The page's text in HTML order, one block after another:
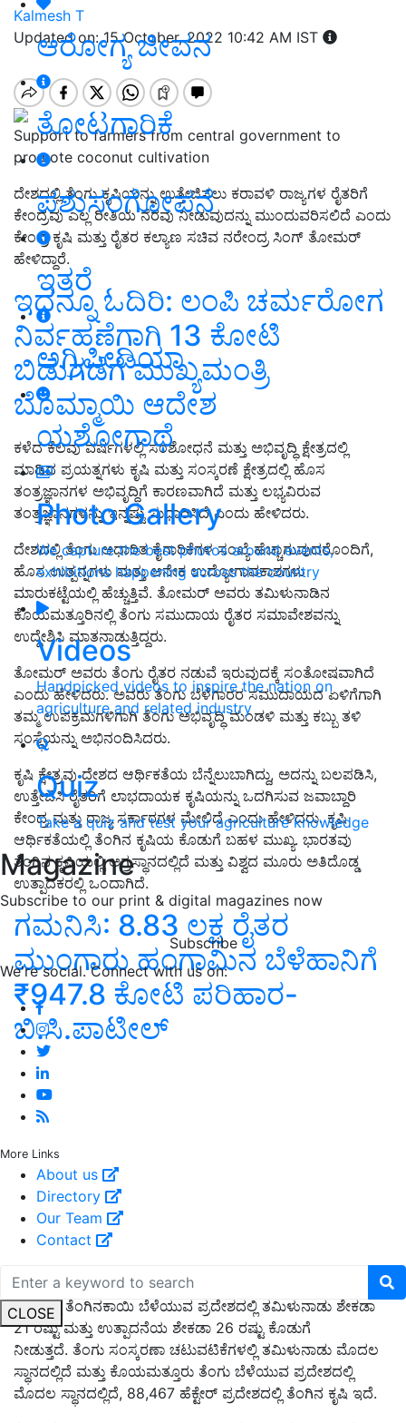
ಆರೋಗ್ಯ ಜೀವನ
ತೋಟಗಾರಿಕೆ
ಪಶುಸಂಗೋಪನೆ
ಇತರೆ
ಅಗ್ರಿಪೀಡಿಯಾ
ಯಶೋಗಾಥೆ
Photo Gallery
We capture the best photos around events,
exhibitions happening across the country
Videos
Handpicked videos to inspire the nation on
agriculture and related industry
Quiz
Take a quiz and test your agriculture knowledge
Magazine
Subscribe to our print & digital magazines now
Subscribe
We're social. Connect with us on:
More Links
About us
Directory
Our Team
Contact
CLOSE
Kalmesh T
Updated on: 15 October, 2022 10:42 AM IST
Support to farmers from central government to
promote coconut cultivation
ದೇಶದಲ್ಲಿ ತೆಂಗು ಕೃಷಿಯನ್ನು ಉತ್ತೇಜಿಸಲು ಕರಾವಳಿ ರಾಜ್ಯಗಳ ರೈತರಿಗೆ
ಕೇಂದ್ರವು ಎಲ್ಲ ರೀತಿಯ ನೆರವು ನೀಡುವುದನ್ನು ಮುಂದುವರಿಸಲಿದೆ ಎಂದು
ಕೇಂದ್ರ ಕೃಷಿ ಮತ್ತು ರೈತರ ಕಲ್ಯಾಣ ಸಚಿವ ನರೇಂದ್ರ ಸಿಂಗ್ ತೋಮರ್
ಹೇಳಿದ್ದಾರೆ.
ಇದನ್ನೂ ಓದಿರಿ: ಲಂಪಿ ಚರ್ಮರೋಗ
ನಿರ್ವಹಣೆಗಾಗಿ 13 ಕೋಟಿ
ಬಿಡುಗಡೆಗೆ ಮುಖ್ಯಮಂತ್ರಿ
ಬೊಮ್ಮಾಯಿ ಆದೇಶ
ಕಳೆದ ಕೆಲವು ವರ್ಷಗಳಲ್ಲಿ ಸಂಶೋಧನೆ ಮತ್ತು ಅಭಿವೃದ್ಧಿ ಕ್ಷೇತ್ರದಲ್ಲಿ
ಮಾಡಿದ ಪ್ರಯತ್ನಗಳು ಕೃಷಿ ಮತ್ತು ಸಂಸ್ಕರಣೆ ಕ್ಷೇತ್ರದಲ್ಲಿ ಹೊಸ
ತಂತ್ರಜ್ಞಾನಗಳ ಅಭಿವೃದ್ಧಿಗೆ ಕಾರಣವಾಗಿದೆ ಮತ್ತು ಲಭ್ಯವಿರುವ
ತಂತ್ರಜ್ಞಾನಗಳನ್ನು ಇನ್ನಷ್ಟು ಸುಧಾರಿಸಿದೆ ಎಂದು ಹೇಳಿದರು.
ದೇಶದಲ್ಲಿ ತೆಂಗು ಆಧಾರಿತ ಕೈಗಾರಿಕೆಗಳ ಸಂಖ್ಯೆ ಹೆಚ್ಚಾಗುವುದರೊಂದಿಗೆ,
ಹೊಸ ಉತ್ಪನ್ನಗಳು ಮತ್ತು ಅನೇಕ ಉದ್ಯೋಗಾವಕಾಶಗಳು
ಮಾರುಕಟ್ಟೆಯಲ್ಲಿ ಹೆಚ್ಚುತ್ತಿವೆ. ತೋಮರ್ ಅವರು ತಮಿಳುನಾಡಿನ
ಕೊಯಮತ್ತೂರಿನಲ್ಲಿ ತೆಂಗು ಸಮುದಾಯ ರೈತರ ಸಮಾವೇಶವನ್ನು
ಉದ್ದೇಶಿಸಿ ಮಾತನಾಡುತ್ತಿದ್ದರು.
ತೋಮರ್ ಅವರು ತೆಂಗು ರೈತರ ನಡುವೆ ಇರುವುದಕ್ಕೆ ಸಂತೋಷವಾಗಿದೆ
ಎಂದು ಹೇಳಿದರು. ಅವರು ತೆಂಗು ಬೆಳೆಗಾರರ ಸಮುದಾಯದ ಏಳಿಗೆಗಾಗಿ
ತಮ್ಮ ಉಪಕ್ರಮಗಳಿಗಾಗಿ ತೆಂಗು ಅಭಿವೃದ್ಧಿ ಮಂಡಳಿ ಮತ್ತು ಕಬ್ಬು ತಳಿ
ಸಂಸ್ಥೆಯನ್ನು ಅಭಿನಂದಿಸಿದರು.
ಕೃಷಿ ಕ್ಷೇತ್ರವು ದೇಶದ ಆರ್ಥಿಕತೆಯ ಬೆನ್ನೆಲುಬಾಗಿದ್ದು, ಅದನ್ನು ಬಲಪಡಿಸಿ,
ಉತ್ತೇಜಿಸಿ ರೈತರಿಗೆ ಲಾಭದಾಯಕ ಕೃಷಿಯನ್ನು ಒದಗಿಸುವ ಜವಾಬ್ದಾರಿ
ಕೇಂದ್ರ ಮತ್ತು ರಾಜ್ಯ ಸರ್ಕಾರಗಳ ಮೇಲಿದೆ ಎಂದು ಹೇಳಿದರು. ಕೃಷಿ
ಆರ್ಥಿಕತೆಯಲ್ಲಿ ತೆಂಗಿನ ಕೃಷಿಯ ಕೊಡುಗೆ ಬಹಳ ಮುಖ್ಯ. ಭಾರತವು
ತೆಂಗಿನ ಕೃಷಿಯಲ್ಲಿ ಅಗ್ರಸ್ಥಾನದಲ್ಲಿದೆ ಮತ್ತು ವಿಶ್ವದ ಮೂರು ಅತಿದೊಡ್ಡ
ಉತ್ಪಾದಕರಲ್ಲಿ ಒಂದಾಗಿದೆ.
ಗಮನಿಸಿ: 8.83 ಲಕ್ಷ ರೈತರ
ಮುಂಗಾರು ಹಂಗಾಮಿನ ಬೆಳೆಹಾನಿಗೆ
₹947.8 ಕೋಟಿ ಪರಿಹಾರ-
ಬಿ.ಸಿ.ಪಾಟೀಲ್‌
ದೇಶದಲ್ಲಿ ತೆಂಗಿನಕಾಯಿ ಬೆಳೆಯುವ ಪ್ರದೇಶದಲ್ಲಿ ತಮಿಳುನಾಡು ಶೇಕಡಾ
21 ರಷ್ಟು ಮತ್ತು ಉತ್ಪಾದನೆಯ ಶೇಕಡಾ 26 ರಷ್ಟು ಕೊಡುಗೆ
ನೀಡುತ್ತದೆ. ತೆಂಗು ಸಂಸ್ಕರಣಾ ಚಟುವಟಿಕೆಗಳಲ್ಲಿ ತಮಿಳುನಾಡು ಮೊದಲ
ಸ್ಥಾನದಲ್ಲಿದೆ ಮತ್ತು ಕೊಯಮತ್ತೂರು ತೆಂಗು ಬೆಳೆಯುವ ಪ್ರದೇಶದಲ್ಲಿ
ಮೊದಲ ಸ್ಥಾನದಲ್ಲಿದೆ, 88,467 ಹೆಕ್ಟೇರ್ ಪ್ರದೇಶದಲ್ಲಿ ತೆಂಗಿನ ಕೃಷಿ ಇದೆ.